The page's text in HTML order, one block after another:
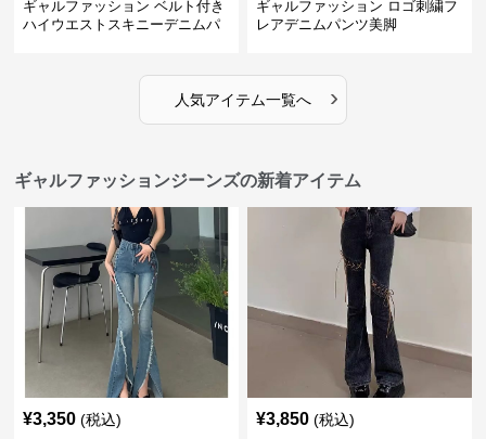
ギャルファッション ベルト付き
ハイウエストスキニーデニムパ
ギャルファッション ロゴ刺繍フ
レアデニムパンツ美脚
人気アイテム一覧へ ›
ギャルファッションジーンズの新着アイテム
¥3,350 (税込) ¥3,850 (税込)